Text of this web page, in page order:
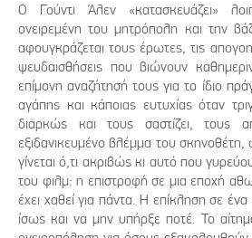
Ο Γούντι Άλεν «κατασκευάζει»
ονειρεμένη του μητρόπολη και την
αφουγκράζεται τους έρωτες, τις
ψευδαισθήσεις που βιώνουν
επίμονη αναζήτησή τους για το ίδιο
αγάπης και κάποιας ευτυχίας όταν
διαρκώς και τους σαστίζει,
εξιδανικευμένο βλέμμα του
γίνεται ό,τι ακριβώς κι αυτό που
του φιλμ: η επιστροφή σε μια εποχή
έχει χαθεί για πάντα. Η επίκληση σε
ίσως και να μην υπήρξε ποτέ. Το